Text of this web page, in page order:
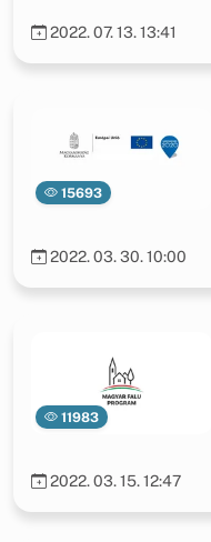
2022. 07. 13. 13:41
15693
2022. 03. 30. 10:00
11983
2022. 03. 15. 12:47